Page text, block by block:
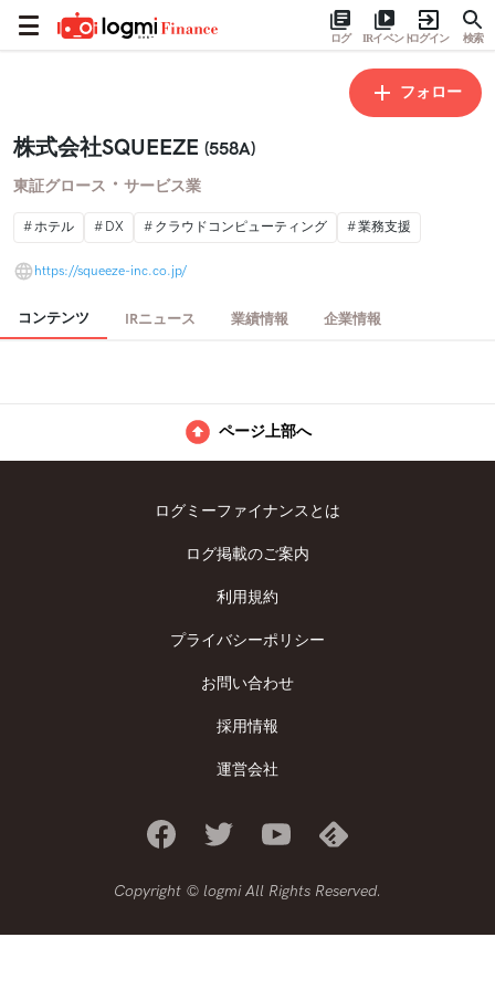
ログ IRイベントログイン 検索
フォロー
株式会社SQUEEZE (558A)
東証グロース ・ サービス業
ホテル DX クラウドコンピューティング 業務支援
https://squeeze-inc.co.jp/
コンテンツ IRニュース 業績情報 企業情報
ページ上部へ
ログミーファイナンスとは
ログ掲載のご案内
利用規約
プライバシーポリシー
お問い合わせ
採用情報
運営会社
Copyright © logmi All Rights Reserved.